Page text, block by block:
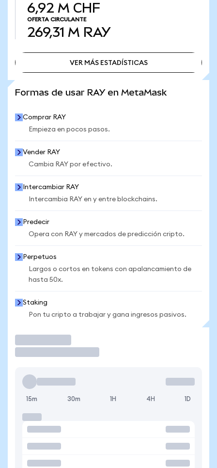
6,92 M CHF
OFERTA CIRCULANTE
269,31 M RAY
VER MÁS ESTADÍSTICAS
Formas de usar RAY en MetaMask
Comprar RAY
Empieza en pocos pasos.
Vender RAY
Cambia RAY por efectivo.
Intercambiar RAY
Intercambia RAY en y entre blockchains.
Predecir
Opera con RAY y mercados de predicción cripto.
Perpetuos
Largos o cortos en tokens con apalancamiento de
hasta 50x.
Staking
Pon tu cripto a trabajar y gana ingresos pasivos.
15m 30m 1H 4H 1D